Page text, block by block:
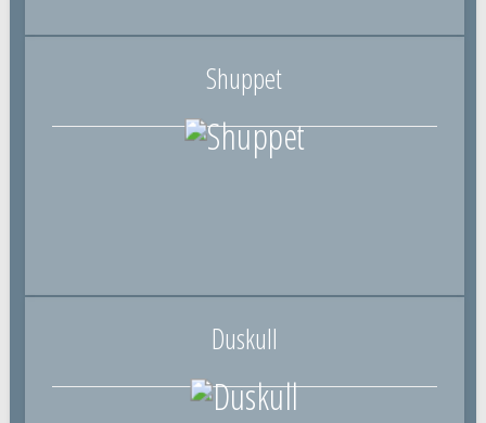
Shuppet
Duskull